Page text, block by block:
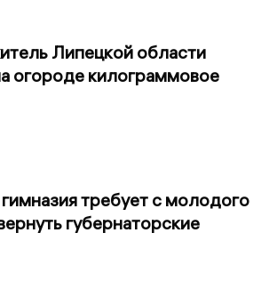
Липецкой области
огороде килограммовое
требует с молодого
губернаторские